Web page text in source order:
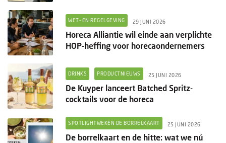
WET- EN REGELGEVING 29 JUNI 2026
Horeca Alliantie wil einde aan verplichte
HOP-heffing voor horecaondernemers
DRINKS PRODUCTNIEUWS 25 JUNI 2026
De Kuyper lanceert Batched Spritz-
cocktails voor de horeca
SPOTLIGHTWEKEN DE BORRELKAART 25 JUNI 2026
De borrelkaart en de hitte: wat we nú